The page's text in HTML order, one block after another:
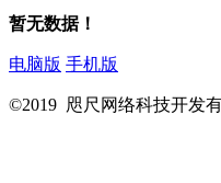
暂无数据！
电脑版 手机版
©2019 咫尺网络科技开发